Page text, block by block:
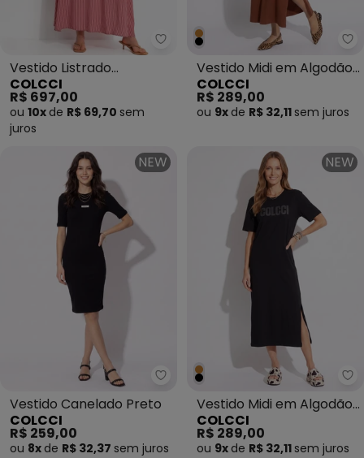
Colcci - Vestido Listrado
Vestido Listrado
Vermelho
COLCCI
R$ 697,00
ou 10x de R$ 69,70 sem
juros
Vestido Midi em Algodão
Marrom
COLCCI
R$ 289,00
ou 9x de R$ 32,11 sem juros
NEW
Colcci - Vestido Canelado
Vestido Canelado Preto
COLCCI
R$ 259,00
ou 8x de R$ 32,37 sem juros
NEW
Vestido Midi em Algodão
Preto
COLCCI
R$ 289,00
ou 9x de R$ 32,11 sem juros